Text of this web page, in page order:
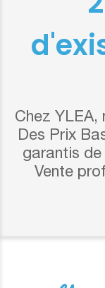
Chez YLEA,
Des Prix
garantis
Vente